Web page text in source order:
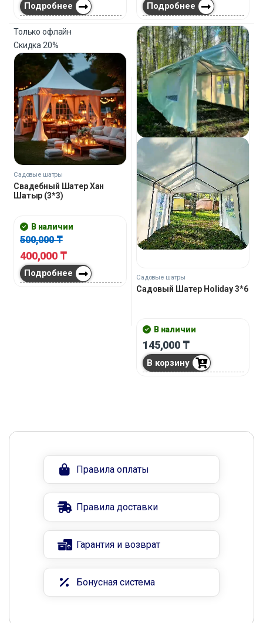
Подробнее Подробнее
Только офлайн
Скидка 20%
Садовые шатры
Свадебный Шатер Хан
Шатыр (3*3)
В наличии
500,000₸
400,000 ₸
Подробнее Садовые шатры
Садовый Шатер Holiday 3*6
В наличии
145,000 ₸
В корзину
Правила оплаты
Правила доставки
Гарантия и возврат
Бонусная система